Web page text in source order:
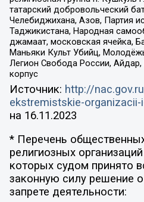
татарский добровольческий
Челебиджихана, Азов, Партия
Таджикистана, Народная
джамаат, московская ячейка,
Маньяки Культ Убийц,
Легион Свобода России,
корпус
Источник: http://
ekstremistskie-organizacii-
на 16.11.2023
* Перечень
религиозных
которых судом принято
законную силу решение
запрете деятельности: